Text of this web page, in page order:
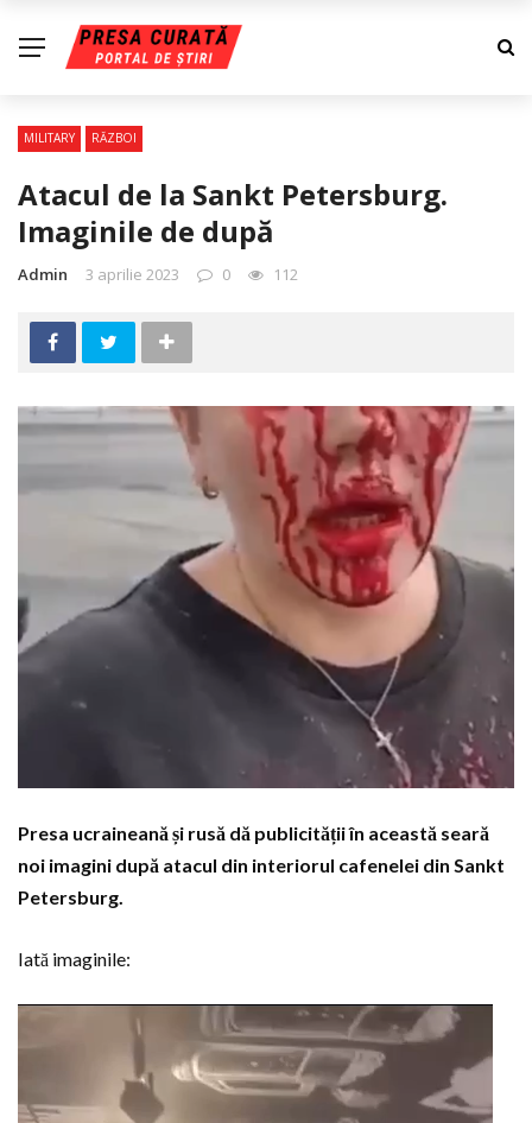
MILITARY RĂZBOI
Atacul de la Sankt Petersburg.
Imaginile de după
Admin 3 aprilie 2023 0 112
Presa ucraineană și rusă dă publicității în această seară
noi imagini după atacul din interiorul cafenelei din Sankt
Petersburg.
Iată imaginile:
Player
video